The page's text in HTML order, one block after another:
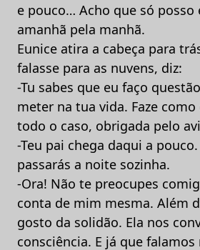
e pouco… Acho que só posso
amanhã pela manhã.
Eunice atira a cabeça para
falasse para as nuvens, diz:
-Tu sabes que eu faço
meter na tua vida. Faze
todo o caso, obrigada pelo
-Teu pai chega daqui a
passarás a noite sozinha.
-Ora! Não te preocupes
conta de mim mesma. Além
gosto da solidão. Ela nos
consciência. E já que falamos